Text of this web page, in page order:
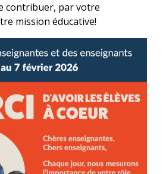
contribuer, par votre
mission éducative!